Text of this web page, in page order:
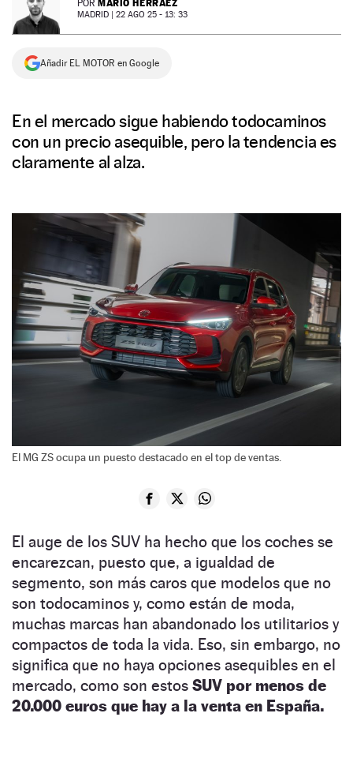
NEWSLETTER
SÍGUENOS
POR MARIO HERRÁEZ
MADRID | 22 AGO 25 - 13: 33
Añadir EL MOTOR en Google
En el mercado sigue habiendo todocaminos
con un precio asequible, pero la tendencia es
claramente al alza.
El MG ZS ocupa un puesto destacado en el top de ventas.
El auge de los SUV ha hecho que los coches se
encarezcan, puesto que, a igualdad de
segmento, son más caros que modelos que no
son todocaminos y, como están de moda,
muchas marcas han abandonado los utilitarios y
compactos de toda la vida. Eso, sin embargo, no
significa que no haya opciones asequibles en el
mercado, como son estos SUV por menos de
20.000 euros que hay a la venta en España.